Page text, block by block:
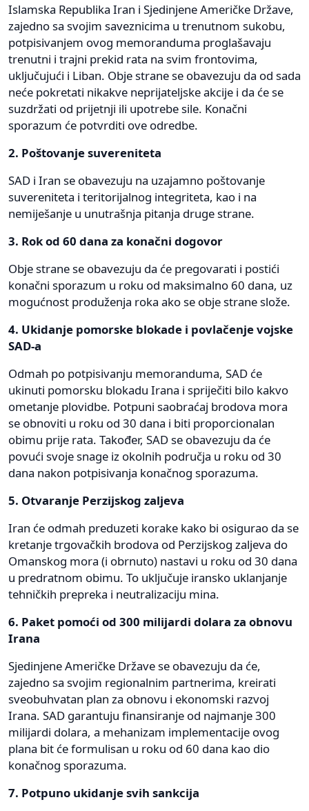
Islamska Republika Iran i Sjedinjene Američke Države,
zajedno sa svojim saveznicima u trenutnom sukobu,
potpisivanjem ovog memoranduma proglašavaju
trenutni i trajni prekid rata na svim frontovima,
uključujući i Liban. Obje strane se obavezuju da od sada
neće pokretati nikakve neprijateljske akcije i da će se
suzdržati od prijetnji ili upotrebe sile. Konačni
sporazum će potvrditi ove odredbe.
2. Poštovanje suvereniteta
SAD i Iran se obavezuju na uzajamno poštovanje
suvereniteta i teritorijalnog integriteta, kao i na
nemiješanje u unutrašnja pitanja druge strane.
3. Rok od 60 dana za konačni dogovor
Obje strane se obavezuju da će pregovarati i postići
konačni sporazum u roku od maksimalno 60 dana, uz
mogućnost produženja roka ako se obje strane slože.
4. Ukidanje pomorske blokade i povlačenje vojske
SAD-a
Odmah po potpisivanju memoranduma, SAD će
ukinuti pomorsku blokadu Irana i spriječiti bilo kakvo
ometanje plovidbe. Potpuni saobraćaj brodova mora
se obnoviti u roku od 30 dana i biti proporcionalan
obimu prije rata. Također, SAD se obavezuju da će
povući svoje snage iz okolnih područja u roku od 30
dana nakon potpisivanja konačnog sporazuma.
5. Otvaranje Perzijskog zaljeva
Iran će odmah preduzeti korake kako bi osigurao da se
kretanje trgovačkih brodova od Perzijskog zaljeva do
Omanskog mora (i obrnuto) nastavi u roku od 30 dana
u predratnom obimu. To uključuje iransko uklanjanje
tehničkih prepreka i neutralizaciju mina.
6. Paket pomoći od 300 milijardi dolara za obnovu
Irana
Sjedinjene Američke Države se obavezuju da će,
zajedno sa svojim regionalnim partnerima, kreirati
sveobuhvatan plan za obnovu i ekonomski razvoj
Irana. SAD garantuju finansiranje od najmanje 300
milijardi dolara, a mehanizam implementacije ovog
plana bit će formulisan u roku od 60 dana kao dio
konačnog sporazuma.
7. Potpuno ukidanje svih sankcija